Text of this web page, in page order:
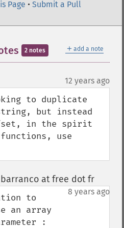
Page • Submit a Pull
＋ add a note
2 notes
12 years ago
to duplicate
but instead
in the spirit
use
at free dot fr¶
8 years ago
to
an array
: